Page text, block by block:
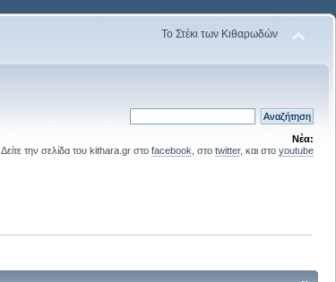
Το Στέκι των Κιθαρωδών
Νέα:
Δείτε την σελίδα του kithara.gr στο facebook , στο twitter, και στο youtube